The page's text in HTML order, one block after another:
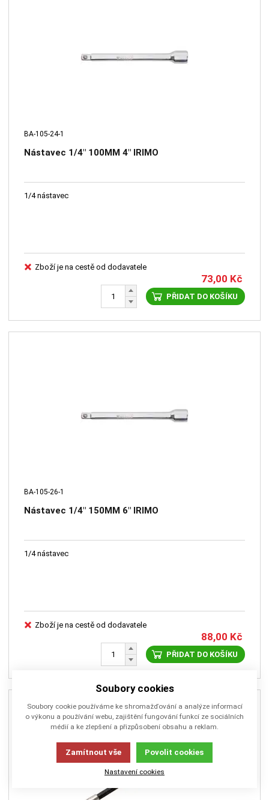
BA-105-24-1
Nástavec 1/4" 100MM 4" IRIMO
1/4 nástavec
Zboží je na cestě od dodavatele
73,00 Kč
PŘIDAT DO KOŠÍKU
BA-105-26-1
Nástavec 1/4" 150MM 6" IRIMO
1/4 nástavec
Zboží je na cestě od dodavatele
88,00 Kč
PŘIDAT DO KOŠÍKU
Soubory cookies
Soubory cookie používáme ke shromažďování a analýze informací
o výkonu a používání webu, zajištění fungování funkcí ze sociálních
médií a ke zlepšení a přizpůsobení obsahu a reklam.
Zamítnout vše Povolit cookies
Nastavení cookies